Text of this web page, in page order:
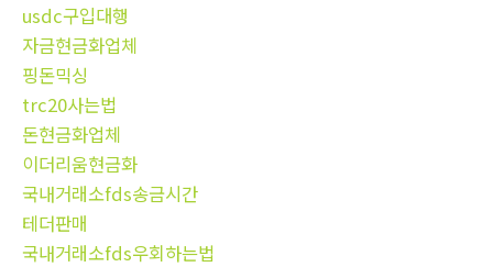
usdc구입대행
자금현금화업체
핑돈믹싱
trc20사는법
돈현금화업체
이더리움현금화
국내거래소fds송금시간
테더판매
국내거래소fds우회하는법